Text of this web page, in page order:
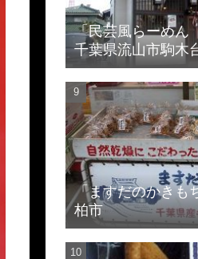
「民芸風らーめ
千葉県流山市駒木
「ますだのかき
柏市